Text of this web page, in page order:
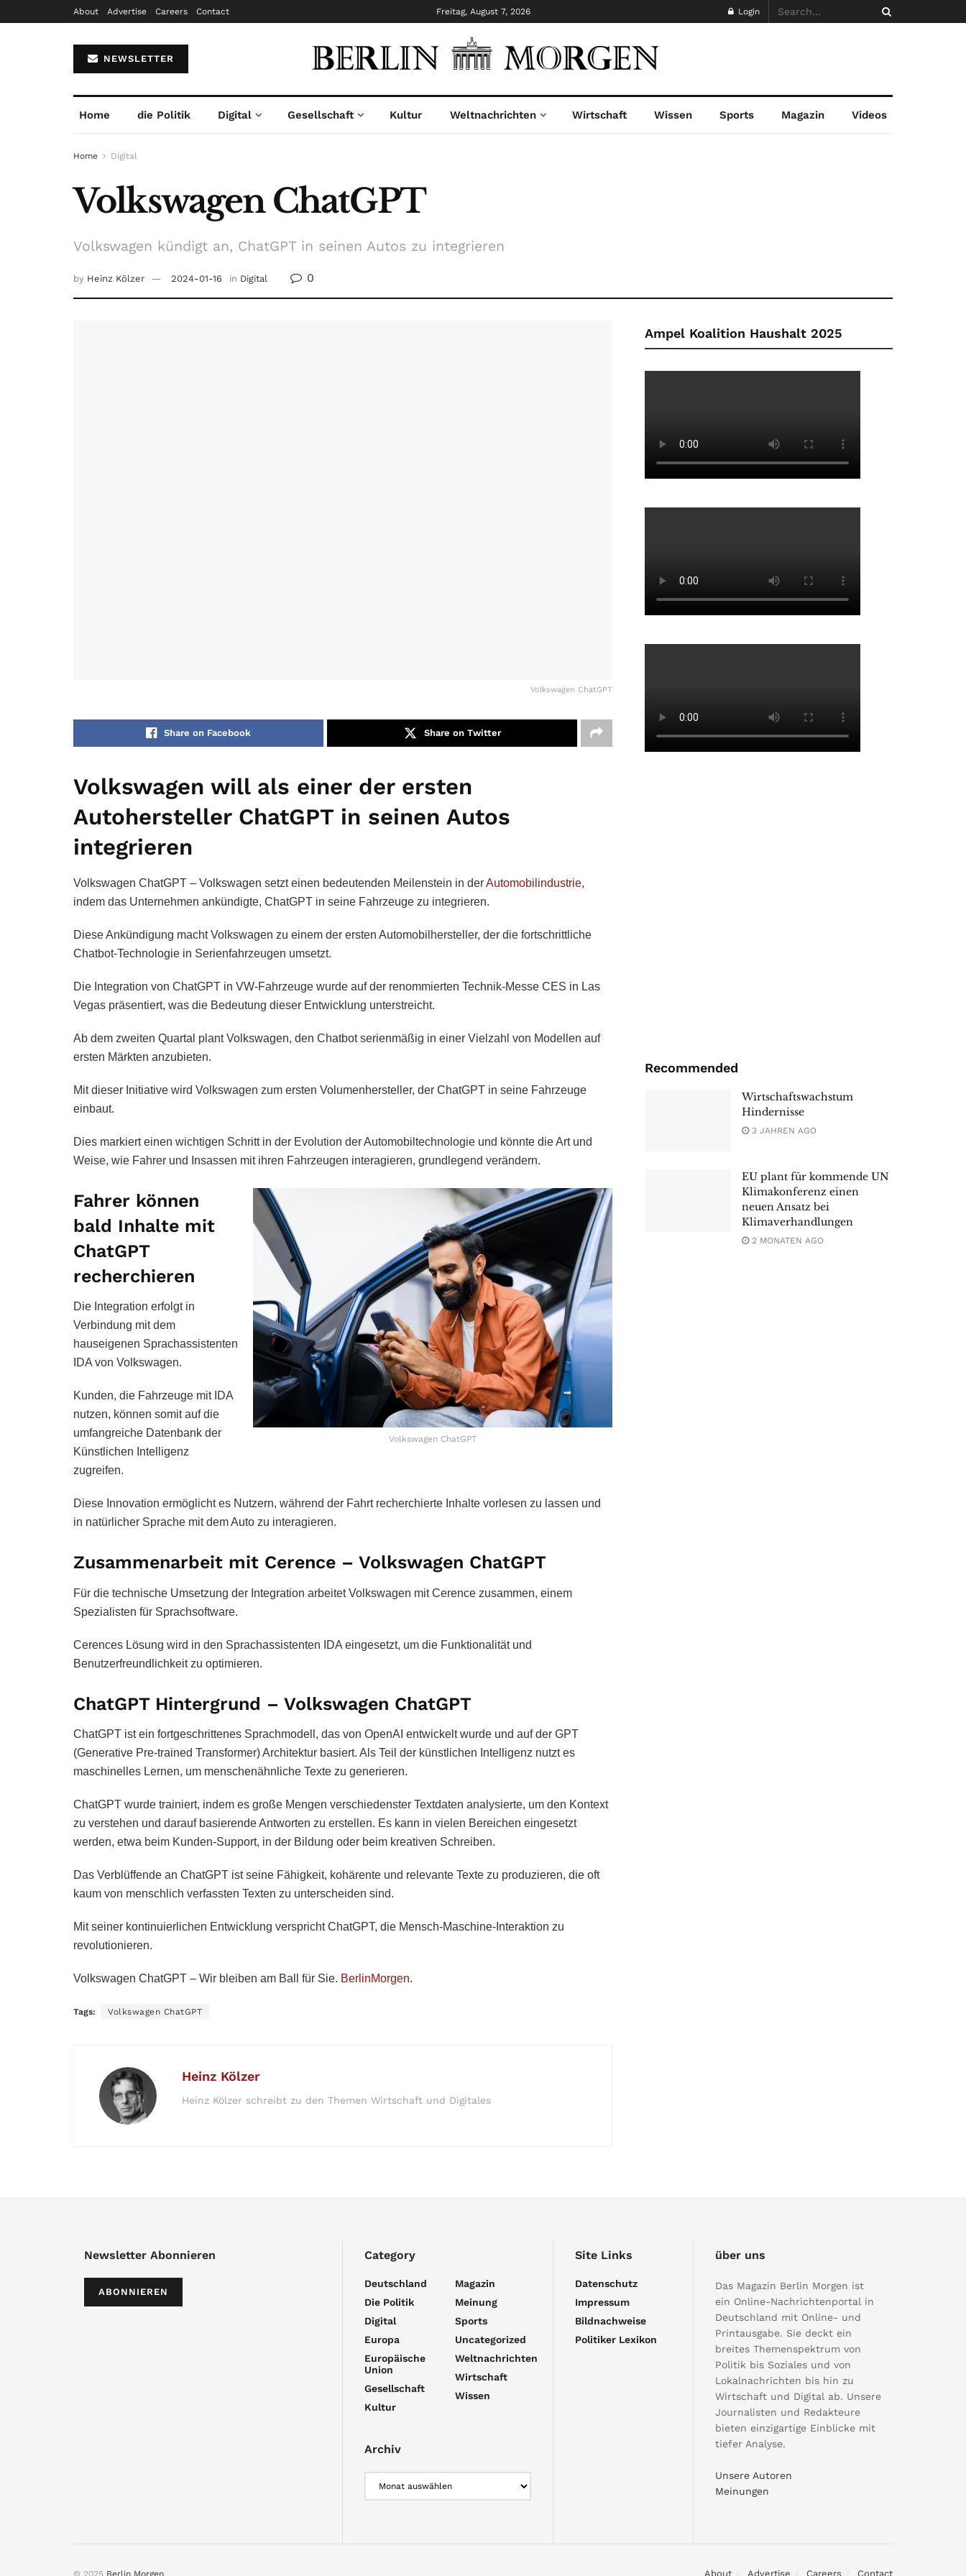
About Advertise Careers Contact Freitag, August 7, 2026 Login
NEWSLETTER
Home die Politik Digital Gesellschaft Kultur Weltnachrichten Wirtschaft Wissen Sports Magazin Videos
Home Digital
Volkswagen ChatGPT
Volkswagen kündigt an, ChatGPT in seinen Autos zu integrieren
by Heinz Kölzer 2024-01-16 in Digital 0
Volkswagen ChatGPT
Share on Facebook Share on Twitter
Volkswagen will als einer der ersten
Autohersteller ChatGPT in seinen Autos
integrieren
Volkswagen ChatGPT – Volkswagen setzt einen bedeutenden Meilenstein in derAutomobilindustrie,
indem das Unternehmen ankündigte, ChatGPT in seine Fahrzeuge zu integrieren.
Diese Ankündigung macht Volkswagen zu einem der ersten Automobilhersteller, der die fortschrittliche
Chatbot-Technologie in Serienfahrzeugen umsetzt.
Die Integration von ChatGPT in VW-Fahrzeuge wurde auf der renommierten Technik-Messe CES in Las
Vegas präsentiert, was die Bedeutung dieser Entwicklung unterstreicht.
Ab dem zweiten Quartal plant Volkswagen, den Chatbot serienmäßig in einer Vielzahl von Modellen auf
ersten Märkten anzubieten.
Mit dieser Initiative wird Volkswagen zum ersten Volumenhersteller, der ChatGPT in seine Fahrzeuge
einbaut.
Dies markiert einen wichtigen Schritt in der Evolution der Automobiltechnologie und könnte die Art und
Weise, wie Fahrer und Insassen mit ihren Fahrzeugen interagieren, grundlegend verändern.
Volkswagen ChatGPT
Fahrer können
bald Inhalte mit
ChatGPT
recherchieren
Die Integration erfolgt in
Verbindung mit dem
hauseigenen Sprachassistenten
IDA von Volkswagen.
Kunden, die Fahrzeuge mit IDA
nutzen, können somit auf die
umfangreiche Datenbank der
Künstlichen Intelligenz
zugreifen.
Diese Innovation ermöglicht es Nutzern, während der Fahrt recherchierte Inhalte vorlesen zu lassen und
in natürlicher Sprache mit dem Auto zu interagieren.
Zusammenarbeit mit Cerence – Volkswagen ChatGPT
Für die technische Umsetzung der Integration arbeitet Volkswagen mit Cerence zusammen, einem
Spezialisten für Sprachsoftware.
Cerences Lösung wird in den Sprachassistenten IDA eingesetzt, um die Funktionalität und
Benutzerfreundlichkeit zu optimieren.
ChatGPT Hintergrund – Volkswagen ChatGPT
ChatGPT ist ein fortgeschrittenes Sprachmodell, das von OpenAI entwickelt wurde und auf der GPT
(Generative Pre-trained Transformer) Architektur basiert. Als Teil der künstlichen Intelligenz nutzt es
maschinelles Lernen, um menschenähnliche Texte zu generieren.
ChatGPT wurde trainiert, indem es große Mengen verschiedenster Textdaten analysierte, um den Kontext
zu verstehen und darauf basierende Antworten zu erstellen. Es kann in vielen Bereichen eingesetzt
werden, etwa beim Kunden-Support, in der Bildung oder beim kreativen Schreiben.
Das Verblüffende an ChatGPT ist seine Fähigkeit, kohärente und relevante Texte zu produzieren, die oft
kaum von menschlich verfassten Texten zu unterscheiden sind.
Mit seiner kontinuierlichen Entwicklung verspricht ChatGPT, die Mensch-Maschine-Interaktion zu
revolutionieren.
Volkswagen ChatGPT – Wir bleiben am Ball für Sie. BerlinMorgen.
Tags: Volkswagen ChatGPT
Heinz Kölzer
Heinz Kölzer schreibt zu den Themen Wirtschaft und Digitales
Ampel Koalition Haushalt 2025
Recommended
Wirtschaftswachstum
Hindernisse
3 JAHREN AGO
EU plant für kommende UN
Klimakonferenz einen
neuen Ansatz bei
Klimaverhandlungen
2 MONATEN AGO
Newsletter Abonnieren
ABONNIEREN
Category
Deutschland
Die Politik
Digital
Europa
Europäische
Union
Gesellschaft
Kultur
Magazin
Meinung
Sports
Uncategorized
Weltnachrichten
Wirtschaft
Wissen
Archiv
Site Links
Datenschutz
Impressum
Bildnachweise
Politiker Lexikon
über uns
Das Magazin Berlin Morgen ist
ein Online-Nachrichtenportal in
Deutschland mit Online- und
Printausgabe. Sie deckt ein
breites Themenspektrum von
Politik bis Soziales und von
Lokalnachrichten bis hin zu
Wirtschaft und Digital ab. Unsere
Journalisten und Redakteure
bieten einzigartige Einblicke mit
tiefer Analyse.
Unsere Autoren
Meinungen
About Advertise Careers Contact
© 2025 Berlin Morgen